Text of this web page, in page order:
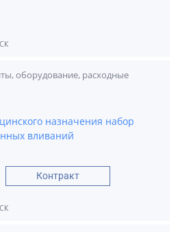
оборудование, расходные
назначения набор
вливаний
Контракт